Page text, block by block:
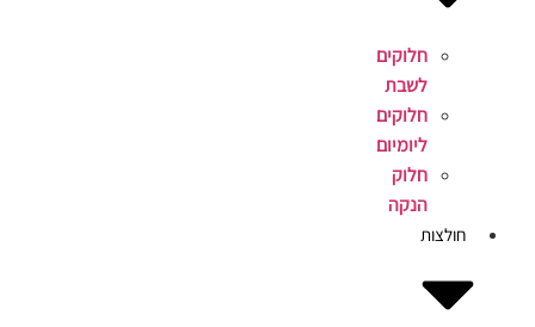
חלוקים
לשבת
חלוקים
ליומיום
חלוק
הנקה
חולצות